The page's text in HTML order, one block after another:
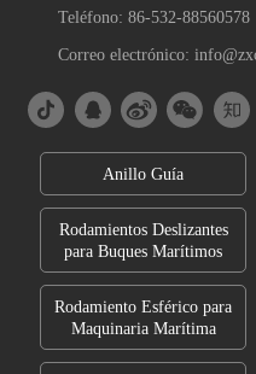
Teléfono: 86-532-88560578
Correo electrónico:
Anillo Guía
Rodamientos Deslizantes
para Buques Marítimos
Rodamiento Esférico para
Maquinaria Marítima